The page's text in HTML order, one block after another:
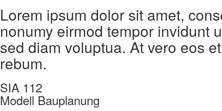
Lorem ipsum dolor sit amet,
nonumy eirmod tempor invidunt
sed diam voluptua. At vero eos
rebum.
SIA 112
Modell Bauplanung